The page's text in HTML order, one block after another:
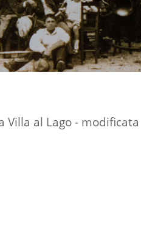
Villa al Lago - modificata